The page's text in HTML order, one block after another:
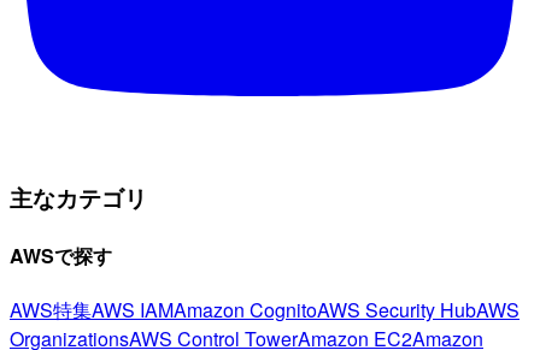
主なカテゴリ
AWSで探す
AWS特集AWS IAMAmazon CognitoAWS Security HubAWS
OrganizationsAWS Control TowerAmazon EC2Amazon